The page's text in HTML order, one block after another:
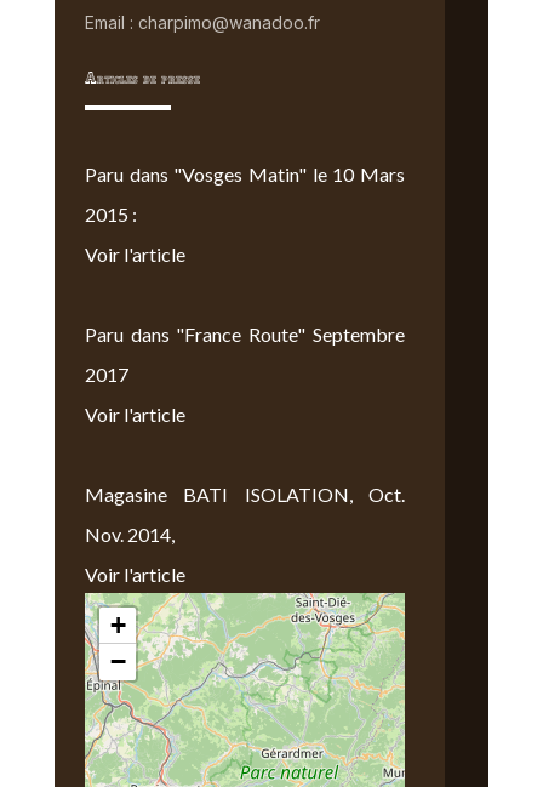
Email : charpimo@wanadoo.fr
Articles de presse
Paru dans "Vosges Matin" le 10 Mars
2015 :
Voir l'article
Paru dans "France Route" Septembre
2017
Voir l'article
Magasine BATI ISOLATION, Oct.
Nov. 2014,
Voir l'article
Nous Trouver
+
−